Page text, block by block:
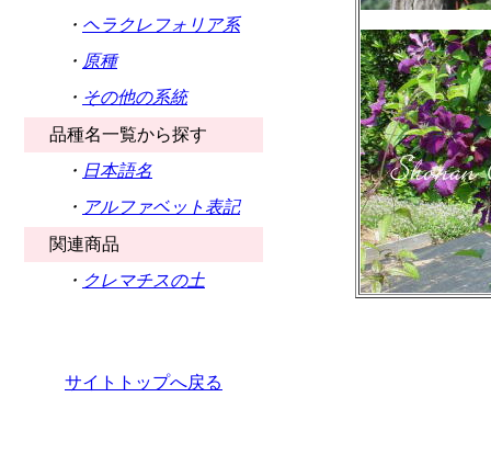
・ ヘラクレフォリア系
・ 原種
・ その他の系統
品種名一覧から探す
・ 日本語名
・ アルファベット表記
関連商品
・ クレマチスの土
サイトトップへ戻る